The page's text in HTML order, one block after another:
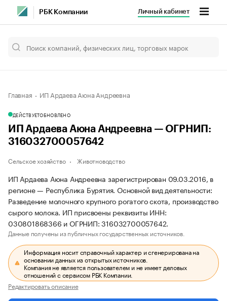
РБК Компании Личный кабинет
Главная ИП Ардаева Аюна Андреевна
ДЕЙСТВУЕТОБНОВЛЕНО
ИП Ардаева Аюна Андреевна — ОГРНИП:
316032700057642
Сельское хозяйство Животноводство
ИП Ардаева Аюна Андреевна зарегистрирован 09.03.2016, в
регионе — Республика Бурятия. Основной вид деятельности:
Разведение молочного крупного рогатого скота, производство
сырого молока. ИП присвоены реквизиты ИНН:
030801868366 и ОГРНИП: 316032700057642.
Данные получены из публичных государственных источников.
Информация носит справочный характер и сгенерирована на
основании данных из открытых источников.
Компания не является пользователем и не имеет деловых
отношений с сервисом РБК Компании.
Редактировать описание